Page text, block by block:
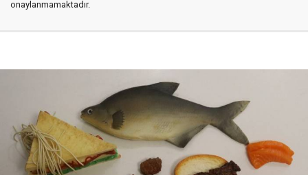
onaylanmamaktadır.